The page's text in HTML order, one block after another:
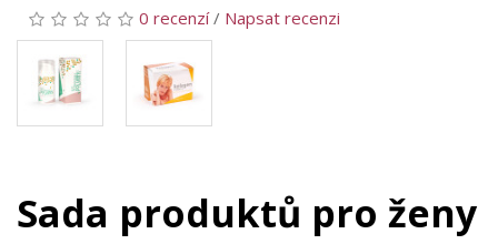
0 recenzí/ Napsat recenzi
Sada produktů pro ženy